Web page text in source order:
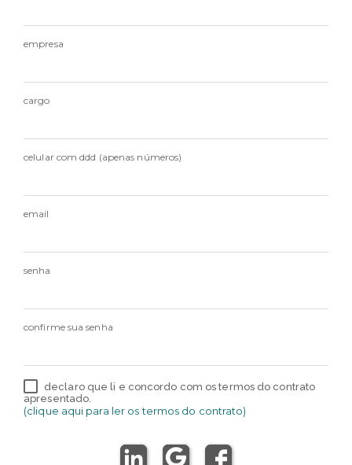
empresa
cargo
celular com ddd (apenas números)
email
senha
confirme sua senha
declaro que li e concordo com os termos do contrato
apresentado.
(clique aqui para ler os termos do contrato)